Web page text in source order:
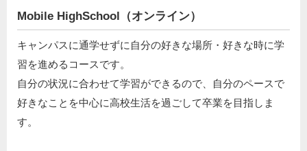
Mobile HighSchool（オンライン）
キャンパスに通学せずに自分の好きな場所・好きな時に学
習を進めるコースです。
自分の状況に合わせて学習ができるので、自分のペースで
好きなことを中心に高校生活を過ごして卒業を目指しま
す。